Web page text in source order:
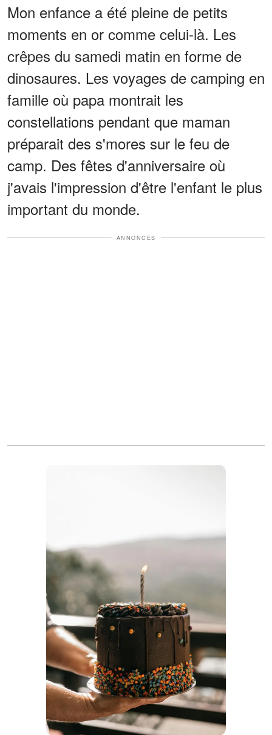
Mon enfance a été pleine de petits
moments en or comme celui-là. Les
crêpes du samedi matin en forme de
dinosaures. Les voyages de camping en
famille où papa montrait les
constellations pendant que maman
préparait des s'mores sur le feu de
camp. Des fêtes d'anniversaire où
j'avais l'impression d'être l'enfant le plus
important du monde.
ANNONCES